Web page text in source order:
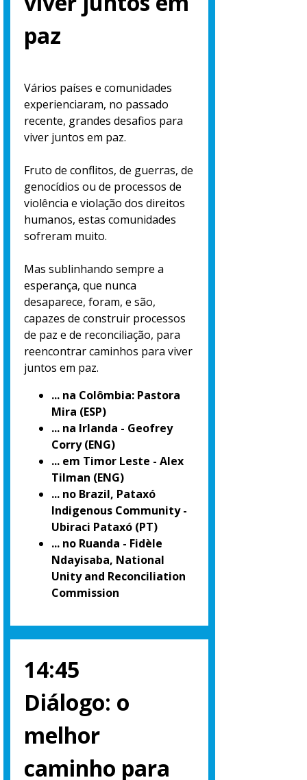
paz
Vários países e comunidades
experienciaram, no passado
recente, grandes desafios para
viver juntos em paz.
Fruto de conflitos, de guerras, de
genocídios ou de processos de
violência e violação dos direitos
humanos, estas comunidades
sofreram muito.
Mas sublinhando sempre a
esperança, que nunca
desaparece, foram, e são,
capazes de construir processos
de paz e de reconciliação, para
reencontrar caminhos para viver
juntos em paz.
... na Colômbia: Pastora
Mira (ESP)
... na Irlanda - Geofrey
Corry (ENG)
... em Timor Leste - Alex
Tilman (ENG)
... no Brazil, Pataxó
Indigenous Community -
Ubiraci Pataxó (PT)
... no Ruanda - Fidèle
Ndayisaba, National
Unity and Reconciliation
Commission
14:45
Diálogo: o
melhor
caminho para